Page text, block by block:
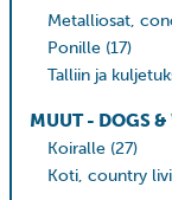
Metalliosat,
Ponille (17)
Talliin ja
MUUT - DOGS &
Koiralle (27)
Koti, country